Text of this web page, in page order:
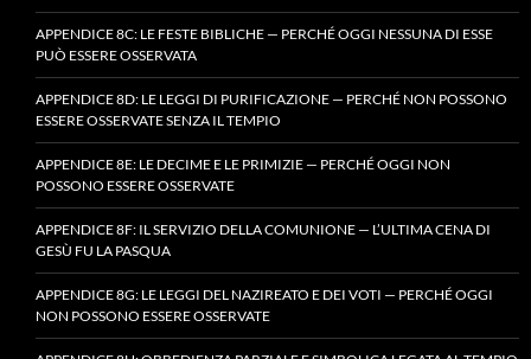
APPENDICE 8C: LE FESTE BIBLICHE — PERCHÉ OGGI NESSUNA DI ESSE
PUÒ ESSERE OSSERVATA
APPENDICE 8D: LE LEGGI DI PURIFICAZIONE — PERCHÉ NON POSSONO
ESSERE OSSERVATE SENZA IL TEMPIO
APPENDICE 8E: LE DECIME E LE PRIMIZIE — PERCHÉ OGGI NON
POSSONO ESSERE OSSERVATE
APPENDICE 8F: IL SERVIZIO DELLA COMUNIONE — L’ULTIMA CENA DI
GESÙ FU LA PASQUA
APPENDICE 8G: LE LEGGI DEL NAZIREATO E DEI VOTI — PERCHÉ OGGI
NON POSSONO ESSERE OSSERVATE